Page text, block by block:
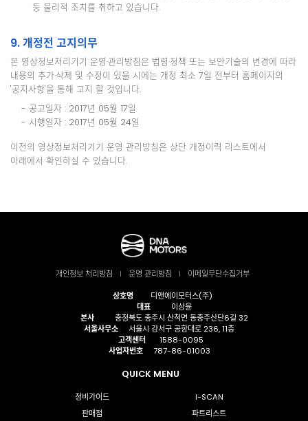
등 물리적 조치를 취하고 있습니다.
9. 개정전 고지의무
본 영상정보처리기기 운영·관리방침은 법령·정책 또는 보안기술의 변경에 따라
내용의 추가·삭제 및 수정이 있을 시에는 개정 최소 7일 전부터 홈페이지의
'공지사항'을 통해 고지 할 것입니다.
- 공고일자 : 2017년 05월 17일
- 시행일자 : 2017년 05월 24일
이전의 영상정보처리기기 운영 관리방침은 상단 개정이력 리스트에서
아래에서 확인하실 수 있습니다.
개인정보 처리방침 운영 관리방침
이메일무단수집거부
상호명
디앤에이모터스(주)
대표
이상윤
본사
충청북도 충주시 산척면 동충주산단6길 32
서울사무소
서울시 강서구 공항대로 236, 11층
고객센터
1588-0095
사업자번호
787-86-01003
QUICK MENU
정비가이드
I-SCAN
판매점
파트리스트